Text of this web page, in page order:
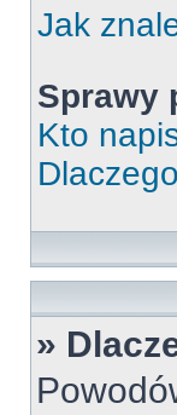
Jak
Sprawy
Kto
»